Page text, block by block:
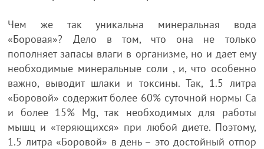
Чем же так уникальна минеральная вода
«Боровая»? Дело в том, что она не только
пополняет запасы влаги в организме, но и дает ему
необходимые минеральные соли , и, что особенно
важно, выводит шлаки и токсины. Так, 1.5 литра
«Боровой» содержит более 60% суточной нормы Са
и более 15% Mg, так необходимых для работы
мышц и «теряющихся» при любой диете. Поэтому,
1.5 литра «Боровой» в день – это достойный отпор